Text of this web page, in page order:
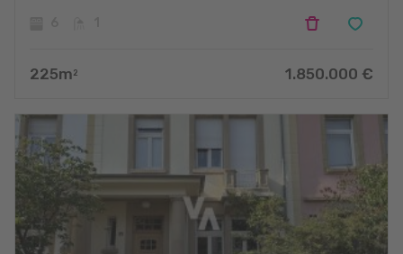
225m 2 1.850.000 €